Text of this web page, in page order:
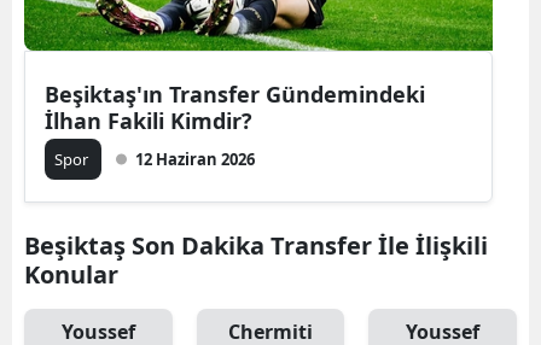
Beşiktaş'ın Transfer Gündemindeki
İlhan Fakili Kimdir?
Spor 12 Haziran 2026
Beşiktaş Son Dakika Transfer İle İlişkili
Konular
Youssef
Chermiti
Youssef